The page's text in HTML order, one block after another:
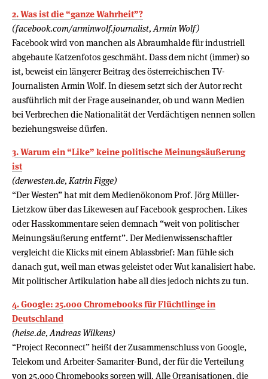
2. Was ist die “ganze Wahrheit”?
(facebook.com/arminwolf.journalist, Armin Wolf)
Facebook wird von manchen als Abraumhalde für industriell
abgebaute Katzenfotos geschmäht. Dass dem nicht (immer) so
ist, beweist ein längerer Beitrag des österreichischen TV-
Journalisten Armin Wolf. In diesem setzt sich der Autor recht
ausführlich mit der Frage auseinander, ob und wann Medien
bei Verbrechen die Nationalität der Verdächtigen nennen sollen
beziehungsweise dürfen.
3. Warum ein “Like” keine politische Meinungsäußerung
ist
(derwesten.de, Katrin Figge)
“Der Westen” hat mit dem Medienökonom Prof. Jörg Müller-
Lietzkow über das Likewesen auf Facebook gesprochen. Likes
oder Hasskommentare seien demnach “weit von politischer
Meinungsäußerung entfernt”. Der Medienwissenschaftler
vergleicht die Klicks mit einem Ablassbrief: Man fühle sich
danach gut, weil man etwas geleistet oder Wut kanalisiert habe.
Mit politischer Artikulation habe all dies jedoch nichts zu tun.
4. Google: 25.000 Chromebooks für Flüchtlinge in
Deutschland
(heise.de, Andreas Wilkens)
“Project Reconnect” heißt der Zusammenschluss von Google,
Telekom und Arbeiter-Samariter-Bund, der für die Verteilung
von 25.000 Chromebooks sorgen will. Alle Organisationen, die